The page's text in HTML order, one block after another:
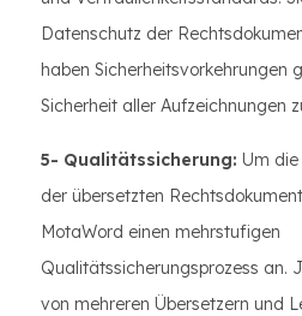
Datenschutz der
haben Sicherheitsvorkehrungen
Sicherheit aller Aufzeichnungen
5- Qualitätssicherung: Um
der übersetzten
MotaWord einen mehrstufigen
Qualitätssicherungsprozess an.
von mehreren Übersetzern und